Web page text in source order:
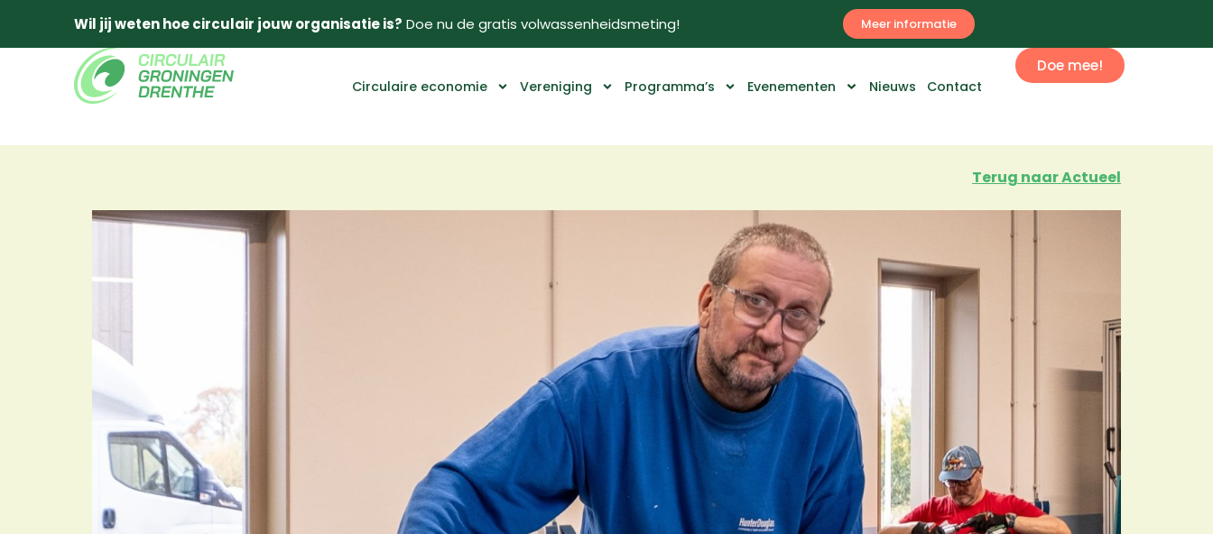
Wil jij weten hoe circulair jouw organisatie is? Doe nu de gratis volwassenheidsmeting! Meer informatie
Circulaire economie Vereniging Programma’s Evenementen Nieuws Contact
Doe mee!
Terug naar Actueel